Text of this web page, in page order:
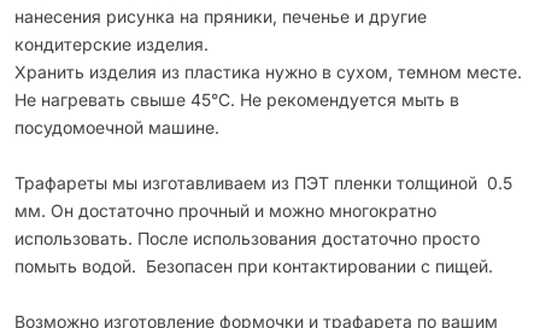
нанесения рисунка на пряники, печенье и другие
кондитерские изделия.
Хранить изделия из пластика нужно в сухом, темном месте.
Не нагревать свыше 45°С. Не рекомендуется мыть в
посудомоечной машине.
Трафареты мы изготавливаем из ПЭТ пленки толщиной 0.5
мм. Он достаточно прочный и можно многократно
использовать. После использования достаточно просто
помыть водой. Безопасен при контактировании с пищей.
Возможно изготовление формочки и трафарета по вашим